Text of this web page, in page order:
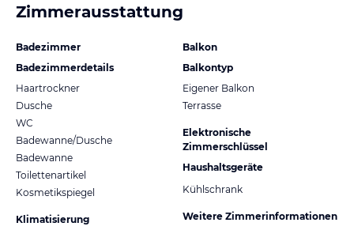
Zimmerausstattung
Badezimmer
Badezimmerdetails
Haartrockner
Dusche
WC
Badewanne/Dusche
Badewanne
Toilettenartikel
Kosmetikspiegel
Klimatisierung
Balkon
Balkontyp
Eigener Balkon
Terrasse
Elektronische
Zimmerschlüssel
Haushaltsgeräte
Kühlschrank
Weitere Zimmerinformationen